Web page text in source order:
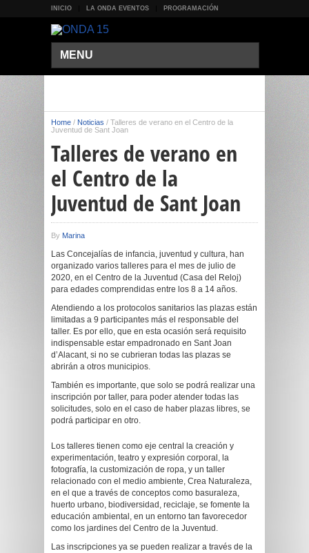
INICIO LA ONDA EVENTOS PROGRAMACIÓN
MENU
Home / Noticias / Talleres de verano en el Centro de la
Juventud de Sant Joan
Talleres de verano en
el Centro de la
Juventud de Sant Joan
By Marina
Las Concejalías de infancia, juventud y cultura, han
organizado varios talleres para el mes de julio de
2020, en el Centro de la Juventud (Casa del Reloj)
para edades comprendidas entre los 8 a 14 años.
Atendiendo a los protocolos sanitarios las plazas están
limitadas a 9 participantes más el responsable del
taller. Es por ello, que en esta ocasión será requisito
indispensable estar empadronado en Sant Joan
d’Alacant, si no se cubrieran todas las plazas se
abrirán a otros municipios.
También es importante, que solo se podrá realizar una
inscripción por taller, para poder atender todas las
solicitudes, solo en el caso de haber plazas libres, se
podrá participar en otro.
Los talleres tienen como eje central la creación y
experimentación, teatro y expresión corporal, la
fotografía, la customización de ropa, y un taller
relacionado con el medio ambiente, Crea Naturaleza,
en el que a través de conceptos como basuraleza,
huerto urbano, biodiversidad, reciclaje, se fomente la
educación ambiental, en un entorno tan favorecedor
como los jardines del Centro de la Juventud.
Las inscripciones ya se pueden realizar a través de la